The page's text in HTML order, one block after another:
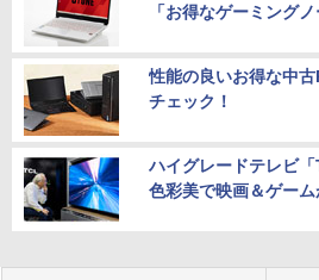
「お得なゲーミングノ
性能の良いお得な中
チェック！
ハイグレードテレビ
色彩美で映画＆ゲー